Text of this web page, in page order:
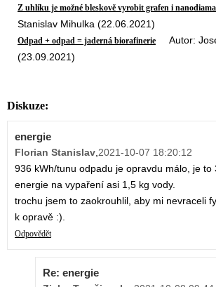
Z uhlíku je možné bleskově vyrobit grafen i
Stanislav Mihulka (22.06.2021)
Odpad + odpad = jaderná biorafinerie Autor:
(23.09.2021)
Diskuze:
energie
Florian Stanislav 2021-10-07 18:20:12
936 kWh/tunu odpadu je opravdu málo, je to
energie na vypaření asi 1,5 kg vody.
trochu jsem to zaokrouhlil, aby mi nevraceli
k opravě :).
Odpovědět
Re: energie